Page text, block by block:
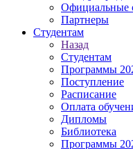
Официальные
Партнеры
Студентам
Назад
Студентам
Программы
Поступление
Расписание
Оплата
Дипломы
Библиотека
Программы